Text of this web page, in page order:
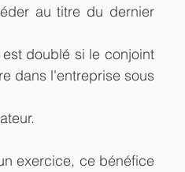
au titre du dernier
doublé si le conjoint
dans l'entreprise sous
exercice, ce bénéfice